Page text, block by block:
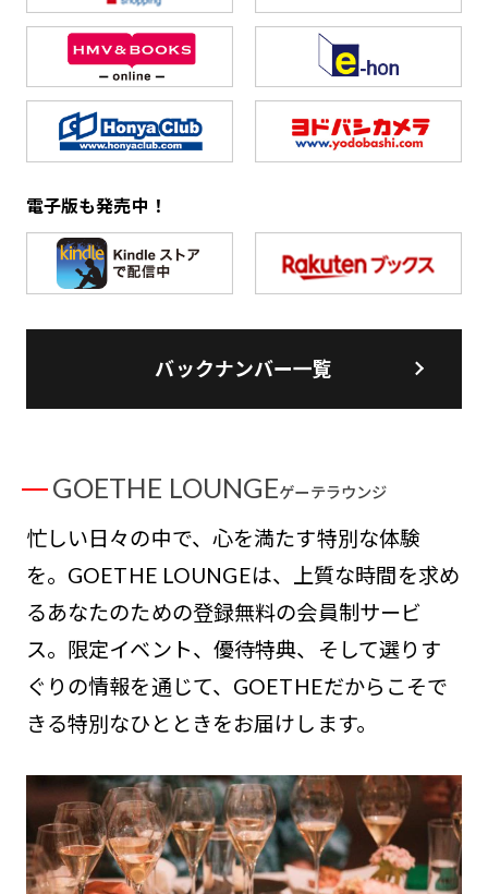
電子版も発売中！
バックナンバー一覧
GOETHE LOUNGEゲーテラウンジ
忙しい日々の中で、心を満たす特別な体験
を。GOETHE LOUNGEは、上質な時間を求め
るあなたのための登録無料の会員制サービ
ス。限定イベント、優待特典、そして選りす
ぐりの情報を通じて、GOETHEだからこそで
きる特別なひとときをお届けします。